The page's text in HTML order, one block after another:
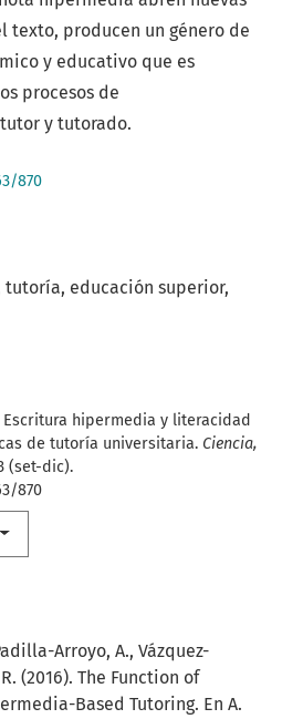
educación superior,
Escritura hipermedia y literacidad
de tutoría universitaria. Ciencia,
(set-dic).
870
texto, producen un género de
y educativo que es
procesos de
y tutorado.
870
Arroyo, A., Vázquez-
(2016). The Function of
Based Tutoring. En A.